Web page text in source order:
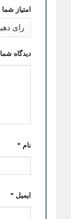
امتیاز شما
دیدگاه شما
نام *
ایمیل *